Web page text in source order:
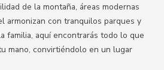
de la montaña, áreas modernas
armonizan con tranquilos parques y
familia, aquí encontrarás todo lo que
mano, convirtiéndolo en un lugar